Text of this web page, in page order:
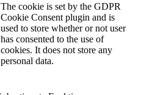
The cookie is set by the GDPR
Cookie Consent plugin and is
used to store whether or not user
has consented to the use of
cookies. It does not store any
personal data.